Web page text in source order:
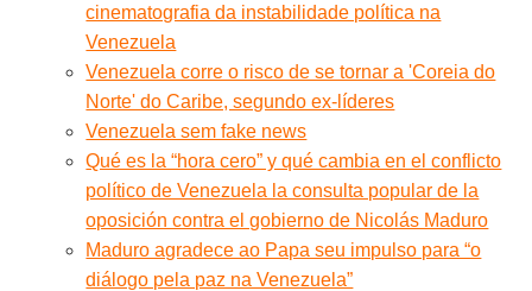
cinematografia da instabilidade política na
Venezuela
Venezuela corre o risco de se tornar a 'Coreia do
Norte' do Caribe, segundo ex-líderes
Venezuela sem fake news
Qué es la “hora cero” y qué cambia en el conflicto
político de Venezuela la consulta popular de la
oposición contra el gobierno de Nicolás Maduro
Maduro agradece ao Papa seu impulso para “o
diálogo pela paz na Venezuela”